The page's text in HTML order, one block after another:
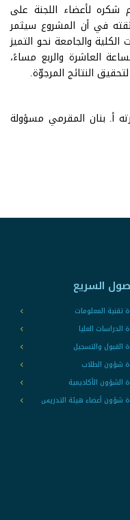
شكره لأعضاء اللجنة على
في أن المشروع سيثمر
والجامعة نحو التميز
العاشرة والربع مساءً،
النتائج المرجوّة.
أ. بنان المقرمي مسؤولة
السريع
تقنية المعلومات
الدراسات العليا
القبول والتسجيل
شؤون الطلاب
الشؤون الأكاديمية
شؤون أعضاء هيئة التدريس